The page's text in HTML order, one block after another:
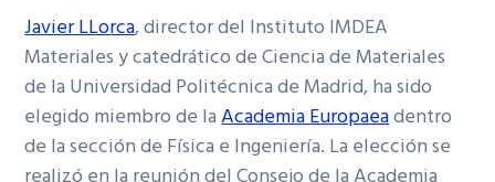
Javier LLorca, director del Instituto IMDEA
Materiales y catedrático de Ciencia de Materiales
de la Universidad Politécnica de Madrid, ha sido
elegido miembro de laAcademia Europaeadentro
de la sección de Física e Ingeniería. La elección se